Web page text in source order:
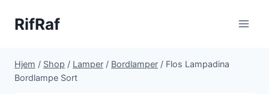
RifRaf
Hjem / Shop / Lamper / Bordlamper / Flos Lampadina
Bordlampe Sort